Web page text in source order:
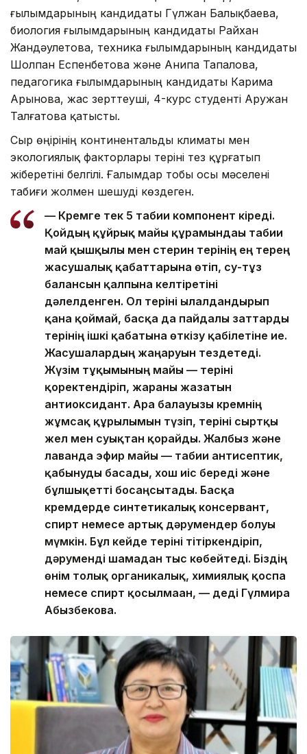
ғылымдарының кандидаты Гүлжан Балықбаева,
биология ғылымдарының кандидаты Райхан
Жандәулетова, техника ғылымдарының кандидаты
Шолпан Еспенбетова және Анипа Тапалова,
педагогика ғылымдарының кандидаты Карима
Арынова, жас зерттеуші, 4-курс студенті Аружан
Талғатова қатысты.
Сыр өңірінің континентальды климаты мен
экологиялық факторлары теріні тез құрғатып
жіберетіні белгілі. Ғалымдар тобы осы мәселені
табиғи жолмен шешуді көздеген.
— Кремге тек 5 табиғи компонент кіреді.
Қойдың құйрық майы құрамындағы табиғи
май қышқылы мен стерин терінің ең терең
жасушалық қабаттарына өтіп, су-тұз
балансын қалпына келтіретіні
дәлелденген. Ол теріні ылғалдандырып
қана қоймай, басқа да пайдалы заттарды
терінің ішкі қабатына өткізу қабілетіне ие.
Жасушалардың жаңаруын тездетеді.
Жүзім тұқымының майы — теріні
қоректендіріп, жараны жазатын
антиоксидант. Ара балауызы кремнің
жұмсақ құрылымын түзіп, теріні сыртқы
жел мен суықтан қорғайды. Жалбыз және
лаванда эфир майы — табиғи антисептик,
қабынуды басады, хош иіс береді және
бұлшықетті босаңсытады. Басқа
кремдерде синтетикалық консервант,
спирт немесе артық дәрумендер болуы
мүмкін. Бұл кейде теріні тітіркендіріп,
дәруменді шамадан тыс көбейтеді. Біздің
өнім толық органикалық, химиялық қоспа
немесе спирт қосылмаған, — деді Гүлмира
Абызбекова.